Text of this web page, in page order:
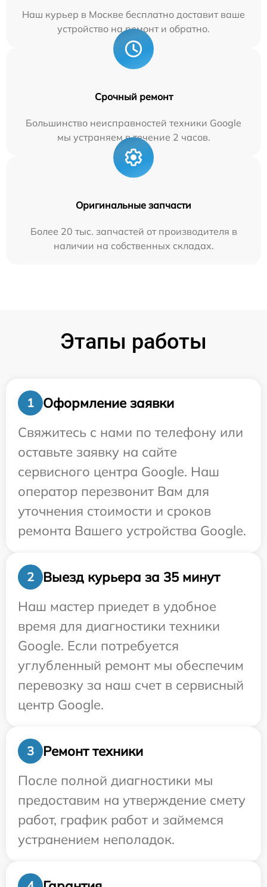
Наш курьер в Москве бесплатно доставит ваше
устройство на ремонт и обратно.
Срочный ремонт
Большинство неисправностей техники Google
мы устраняем в течение 2 часов.
Оригинальные запчасти
Более 20 тыс. запчастей от производителя в
наличии на собственных складах.
Этапы работы
1
Оформление заявки
Свяжитесь с нами по телефону или
оставьте заявку на сайте
сервисного центра Google. Наш
оператор перезвонит Вам для
уточнения стоимости и сроков
ремонта Вашего устройства Google.
2
Выезд курьера за 35 минут
Наш мастер приедет в удобное
время для диагностики техники
Google. Если потребуется
углубленный ремонт мы обеспечим
перевозку за наш счет в сервисный
центр Google.
3
Ремонт техники
После полной диагностики мы
предоставим на утверждение смету
работ, график работ и займемся
устранением неполадок.